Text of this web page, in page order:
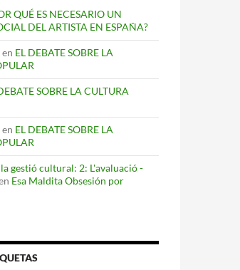
QUÉ ES NECESARIO UN
DEL ARTISTA EN ESPAÑA?
en EL DEBATE SOBRE LA
SOBRE LA CULTURA
en EL DEBATE SOBRE LA
gestió cultural: 2: L'avaluació -
Esa Maldita Obsesión por